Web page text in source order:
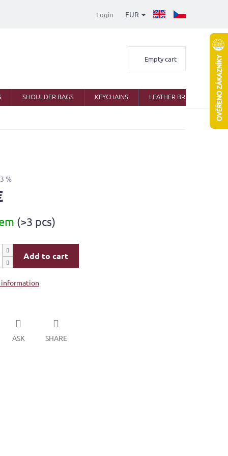
EUR
Login
Shopping
Empty cart
SHOULDER BAGS KEYCHAINS LEATHER BRIEFCASES
%
(>3 pcs)
Add to cart
ASK SHARE